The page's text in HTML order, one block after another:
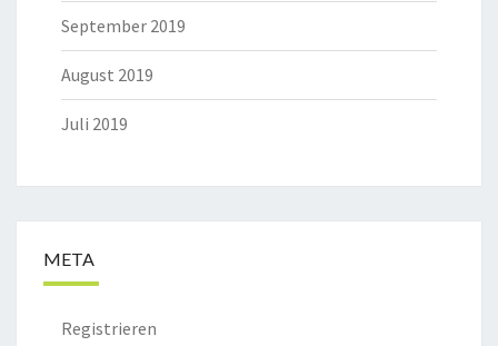
September 2019
August 2019
Juli 2019
META
Registrieren